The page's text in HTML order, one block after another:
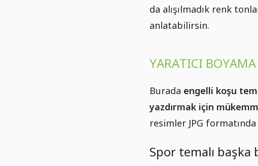
da alışılmadık renk
anlatabilirsin.
YARATICI
Burada engelli koşu
yazdırmak için
resimler JPG
Spor temalı başka